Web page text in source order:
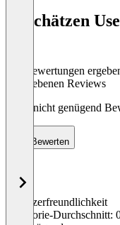
So schätzen
Die Bewertungen
abgegebenen Reviews
Noch nicht genügend
Bewerten
Benutzerfreundlichkeit
Kategorie-Durchschnitt: